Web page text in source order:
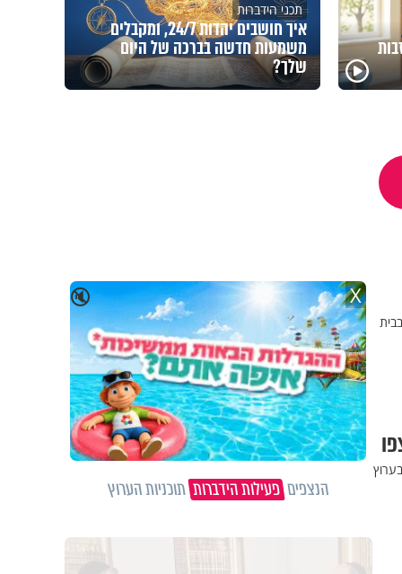
תכני הידברות
איך חושבים יהדות 24/7, ומקבלים
משמעות חדשה בברכה של היום
שלך?
🔇 X
הנצפיםפעילות הידברותתוכניות הערוץ